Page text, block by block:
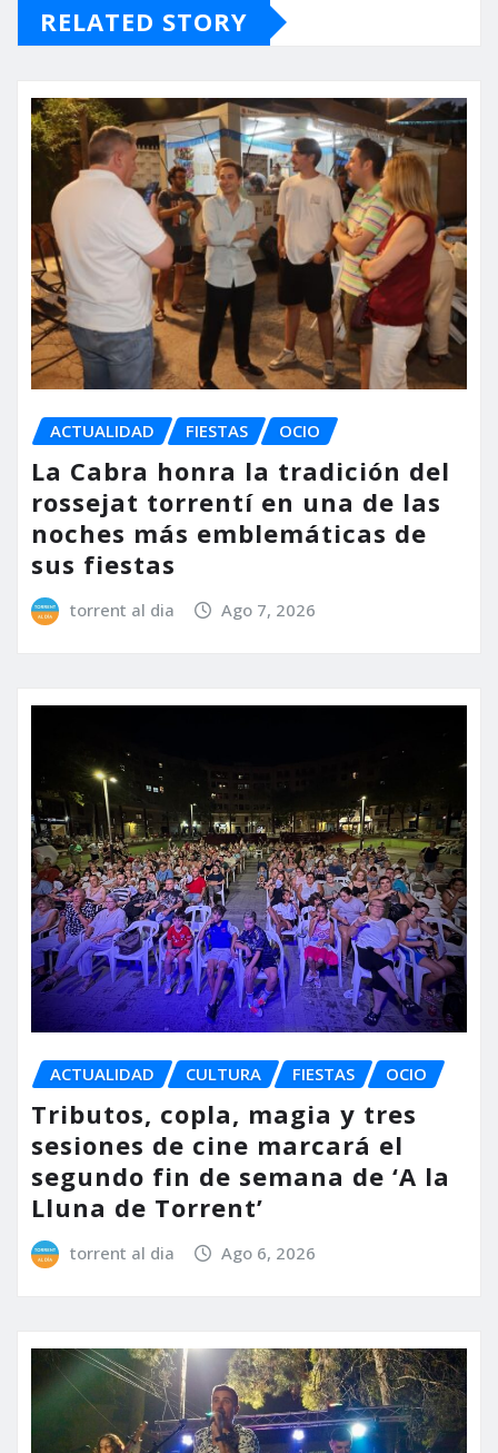
RELATED STORY
ACTUALIDAD FIESTAS OCIO
La Cabra honra la tradición del
rossejat torrentí en una de las
noches más emblemáticas de
sus fiestas
torrent al dia Ago 7, 2026
ACTUALIDAD CULTURA FIESTAS OCIO
Tributos, copla, magia y tres
sesiones de cine marcará el
segundo fin de semana de ‘A la
Lluna de Torrent’
torrent al dia Ago 6, 2026